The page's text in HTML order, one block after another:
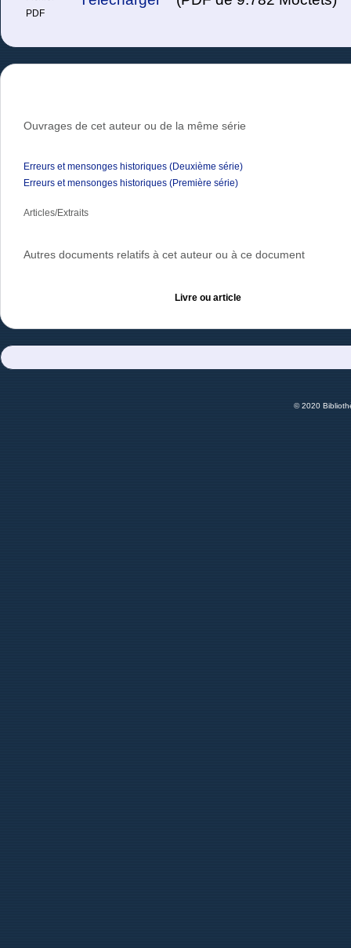
PDF
Ouvrages de cet auteur ou de la même série
Erreurs et mensonges historiques (Deuxième série)
Erreurs et mensonges historiques (Première série)
Articles/Extraits
Autres documents relatifs à cet auteur ou à ce document
Livre ou article
© 2020